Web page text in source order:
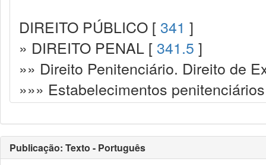
DIREITO PÚBLICO [ 341 ]
» DIREITO PENAL [ 341.5 ]
»» Direito Penitenciário. Direito de
»»» Estabelecimentos
Publicação: Texto - Português